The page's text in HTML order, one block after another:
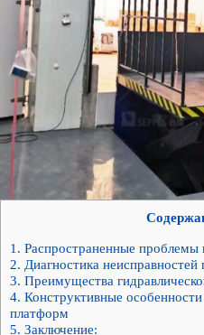
1. Распространенные проблемы
2. Диагностика неисправностей
3. Преимущества
4. Конструктивные
платформ
5. Заключение: